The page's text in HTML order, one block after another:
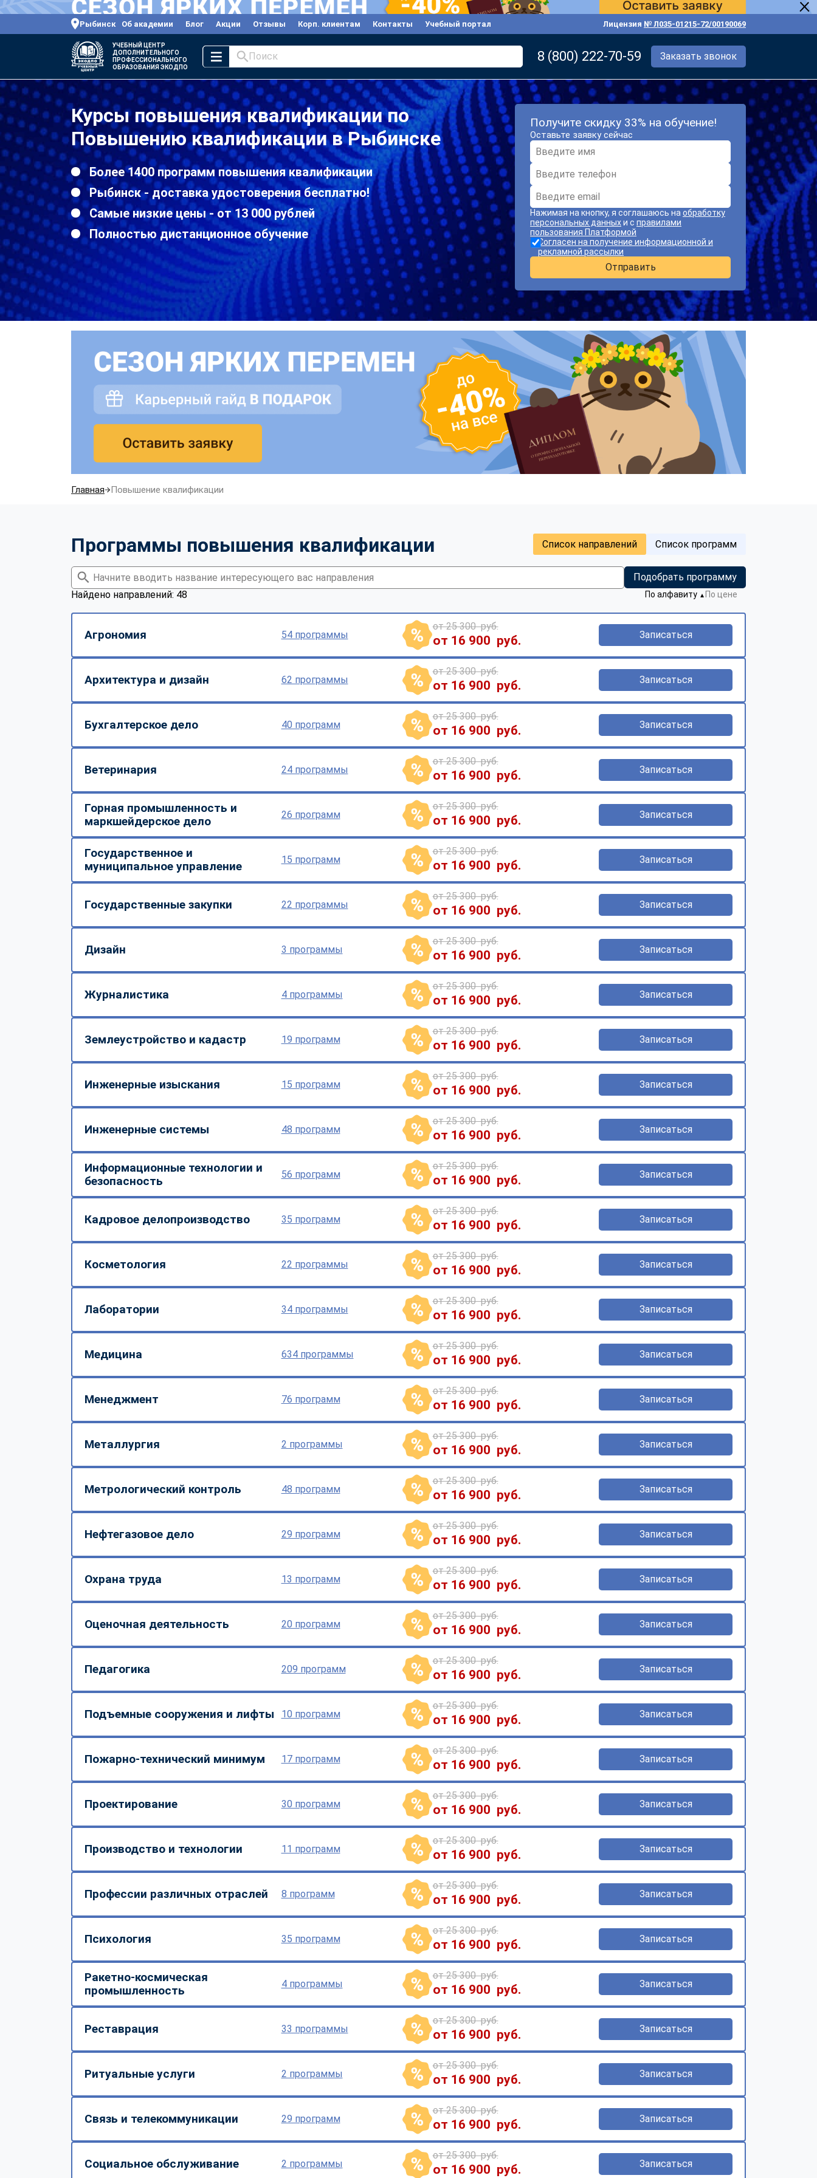
Рыбинск Об академии Блог Акции Отзывы Корп. клиентам Контакты Учебный портал Лицензия № Л035-01215-72/00190069
УЧЕБНЫЙ ЦЕНТР
ДОПОЛНИТЕЛЬНОГО
ПРОФЕССИОНАЛЬНОГО
ОБРАЗОВАНИЯ ЭКОДПО
Поиск 8 (800) 222-70-59 Заказать звонок
Курсы повышения квалификации по
Повышению квалификации в Рыбинске
Более 1400 программ повышения квалификации
Рыбинск - доставка удостоверения бесплатно!
Самые низкие цены - от 13 000 рублей
Полностью дистанционное обучение
Получите скидку 33% на обучение!
Оставьте заявку сейчас
Нажимая на кнопку, я соглашаюсь на обработку
персональных данныхи с правилами
пользования Платформой
Согласен на получение информационной и
рекламной рассылки
Отправить
Главная Повышение квалификации
Программы повышения квалификации Список направлений Список программ
Подобрать программу
Найдено направлений: 48
По алфавиту ▼ По цене
Агрономия 54 программы
от 25 300 руб.
от 16 900 руб. Записаться
Архитектура и дизайн 62 программы
от 25 300 руб.
от 16 900 руб. Записаться
Бухгалтерское дело 40 программ
от 25 300 руб.
от 16 900 руб. Записаться
Ветеринария 24 программы
от 25 300 руб.
от 16 900 руб. Записаться
Горная промышленность и
маркшейдерское дело
26 программ
от 25 300 руб.
от 16 900 руб. Записаться
Государственное и
муниципальное управление
15 программ
от 25 300 руб.
от 16 900 руб. Записаться
Государственные закупки 22 программы
от 25 300 руб.
от 16 900 руб. Записаться
Дизайн 3 программы
от 25 300 руб.
от 16 900 руб. Записаться
Журналистика 4 программы
от 25 300 руб.
от 16 900 руб. Записаться
Землеустройство и кадастр 19 программ
от 25 300 руб.
от 16 900 руб. Записаться
Инженерные изыскания 15 программ
от 25 300 руб.
от 16 900 руб. Записаться
Инженерные системы 48 программ
от 25 300 руб.
от 16 900 руб. Записаться
Информационные технологии и
безопасность
56 программ
от 25 300 руб.
от 16 900 руб. Записаться
Кадровое делопроизводство 35 программ
от 25 300 руб.
от 16 900 руб. Записаться
Косметология 22 программы
от 25 300 руб.
от 16 900 руб. Записаться
Лаборатории 34 программы
от 25 300 руб.
от 16 900 руб. Записаться
Медицина 634 программы
от 25 300 руб.
от 16 900 руб. Записаться
Менеджмент 76 программ
от 25 300 руб.
от 16 900 руб. Записаться
Металлургия 2 программы
от 25 300 руб.
от 16 900 руб. Записаться
Метрологический контроль 48 программ
от 25 300 руб.
от 16 900 руб. Записаться
Нефтегазовое дело 29 программ
от 25 300 руб.
от 16 900 руб. Записаться
Охрана труда 13 программ
от 25 300 руб.
от 16 900 руб. Записаться
Оценочная деятельность 20 программ
от 25 300 руб.
от 16 900 руб. Записаться
Педагогика 209 программ
от 25 300 руб.
от 16 900 руб. Записаться
Подъемные сооружения и лифты 10 программ
от 25 300 руб.
от 16 900 руб. Записаться
Пожарно-технический минимум 17 программ
от 25 300 руб.
от 16 900 руб. Записаться
Проектирование 30 программ
от 25 300 руб.
от 16 900 руб. Записаться
Производство и технологии 11 программ
от 25 300 руб.
от 16 900 руб. Записаться
Профессии различных отраслей 8 программ
от 25 300 руб.
от 16 900 руб. Записаться
Психология 35 программ
от 25 300 руб.
от 16 900 руб. Записаться
Ракетно-космическая
промышленность
4 программы
от 25 300 руб.
от 16 900 руб. Записаться
Реставрация 33 программы
от 25 300 руб.
от 16 900 руб. Записаться
Ритуальные услуги 2 программы
от 25 300 руб.
от 16 900 руб. Записаться
Связь и телекоммуникации 29 программ
от 25 300 руб.
от 16 900 руб. Записаться
Социальное обслуживание 2 программы
от 25 300 руб.
от 16 900 руб. Записаться